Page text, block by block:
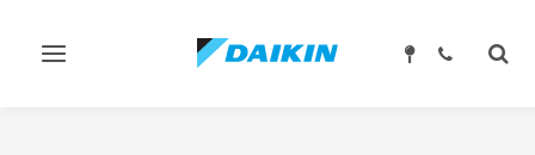
Attiva/disattiva